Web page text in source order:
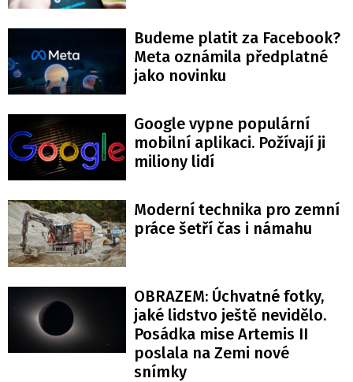
Budeme platit za Facebook?
Meta oznámila předplatné
jako novinku
Google vypne populární
mobilní aplikaci. Požívají ji
miliony lidí
Moderní technika pro zemní
práce šetří čas i námahu
OBRAZEM: Úchvatné fotky,
jaké lidstvo ještě nevidělo.
Posádka mise Artemis II
poslala na Zemi nové
snímky